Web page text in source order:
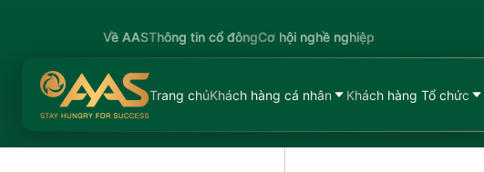
Về AASThông tin cổ đôngCơ hội nghề nghiệp
Trang chủKhách hàng cá nhân Khách hàng Tổ chức